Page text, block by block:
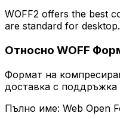
WOFF2 offers the best
are standard for desktop.
Относно WOFF
Формат на
доставка с поддръжка
Пълно име: Web Open